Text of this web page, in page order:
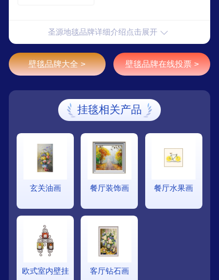
圣源地毯品牌详细介绍点击展开
壁毯品牌大全 > 壁毯品牌在线投票 >
挂毯相关产品
玄关油画 餐厅装饰画 餐厅水果画
欧式室内壁挂 客厅钻石画